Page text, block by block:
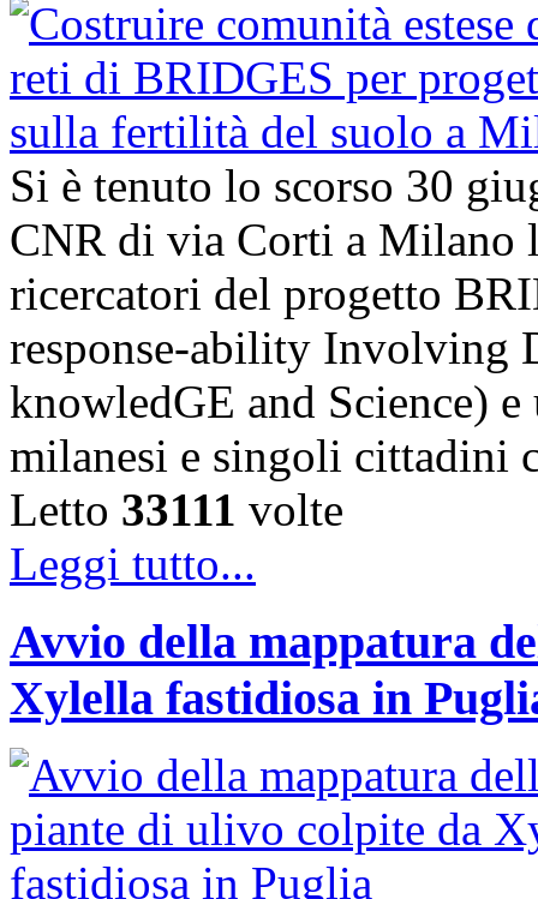
Si è tenuto lo scorso 30
CNR di via Corti a Milano
ricercatori del progetto
response-ability Involving
knowledGE and Science)
milanesi e singoli
Letto 33111 volte
Leggi tutto...
Avvio della mappatura
Xylella fastidiosa in